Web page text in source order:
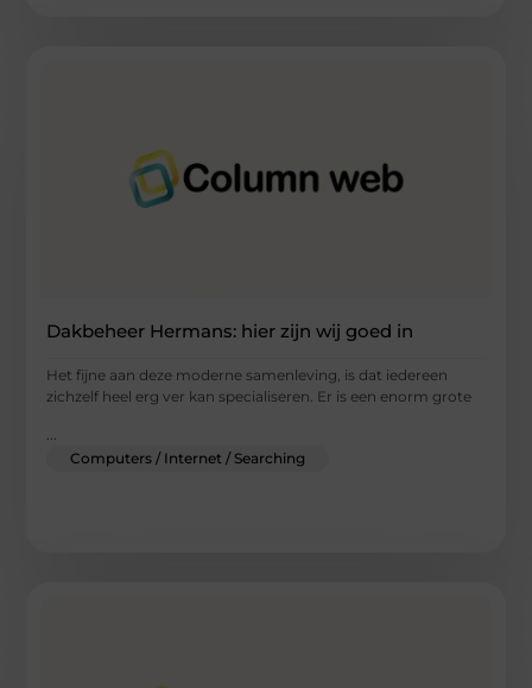
Dakbeheer Hermans: hier zijn wij goed in
Het fijne aan deze moderne samenleving, is dat iedereen
zichzelf heel erg ver kan specialiseren. Er is een enorm grote
...
Computers / Internet / Searching